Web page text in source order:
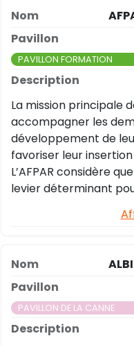
médiation numérique. En bref : L’ADRIE c’est de
l’insertion
circulaire et de la
PAVILLON FORMATION
La mission principale
accompagner les
développement de
favoriser leur
L’AFPAR considère
levier déterminant
perfectionner et
professionnelles car
possibles.
PAVILLON DE LA CANNE